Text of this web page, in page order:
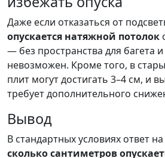
Даже если отказаться от
опускается натяжной потолок
— без пространства для багета
невозможен. Кроме того, в
плит могут достигать 3–4 см, и
требует дополнительного
Вывод
В стандартных условиях ответ
сколько сантиметров